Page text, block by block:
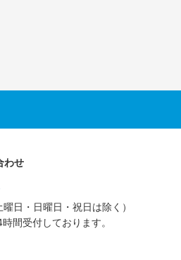
わせ
日・日曜日・祝日は除く）
間受付しております。